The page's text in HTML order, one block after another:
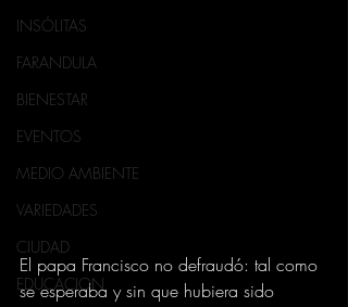
INSÓLITAS
FARANDULA
BIENESTAR
EVENTOS
MEDIO AMBIENTE
VARIEDADES
CIUDAD
EDUCACION
El papa Francisco no defraudó: tal como
se esperaba y sin que hubiera sido